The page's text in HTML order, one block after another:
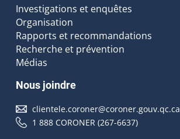
Investigations et enquêtes
Organisation
Rapports et recommandations
Recherche et prévention
Médias
Nous joindre
clientele.coroner@coroner.gouv.qc.ca
1 888 CORONER (267-6637)